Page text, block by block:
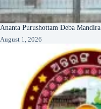
Ananta Purushottam Deba Mandira
August 1, 2026